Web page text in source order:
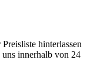
hinterlassen
innerhalb von 24